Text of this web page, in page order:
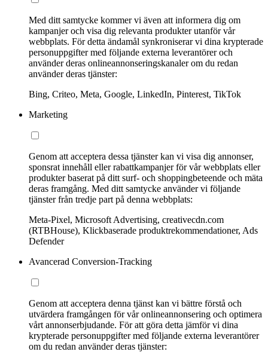
Med ditt samtycke kommer vi även att informera dig om
kampanjer och visa dig relevanta produkter utanför vår
webbplats. För detta ändamål synkroniserar vi dina krypterade
personuppgifter med följande externa leverantörer och
använder deras onlineannonseringskanaler om du redan
använder deras tjänster:
Bing, Criteo, Meta, Google, LinkedIn, Pinterest, TikTok
Marketing
Genom att acceptera dessa tjänster kan vi visa dig annonser,
sponsrat innehåll eller rabattkampanjer för vår webbplats eller
produkter baserat på ditt surf- och shoppingbeteende och mäta
deras framgång. Med ditt samtycke använder vi följande
tjänster från tredje part på denna webbplats:
Meta-Pixel, Microsoft Advertising, creativecdn.com
(RTBHouse), Klickbaserade produktrekommendationer, Ads
Defender
Avancerad Conversion-Tracking
Genom att acceptera denna tjänst kan vi bättre förstå och
utvärdera framgången för vår onlineannonsering och optimera
vårt annonserbjudande. För att göra detta jämför vi dina
krypterade personuppgifter med följande externa leverantörer
om du redan använder deras tjänster: